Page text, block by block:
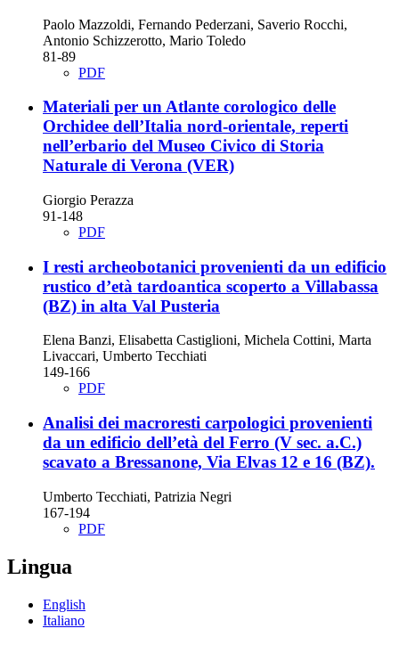
Paolo Mazzoldi, Fernando Pederzani, Saverio Rocchi,
Antonio Schizzerotto, Mario Toledo
81-89
PDF
Materiali per un Atlante corologico delle
Orchidee dell’Italia nord-orientale, reperti
nell’erbario del Museo Civico di Storia
Naturale di Verona (VER)
Giorgio Perazza
91-148
PDF
I resti archeobotanici provenienti da un edificio
rustico d’età tardoantica scoperto a Villabassa
(BZ) in alta Val Pusteria
Elena Banzi, Elisabetta Castiglioni, Michela Cottini, Marta
Livaccari, Umberto Tecchiati
149-166
PDF
Analisi dei macroresti carpologici provenienti
da un edificio dell’età del Ferro (V sec. a.C.)
scavato a Bressanone, Via Elvas 12 e 16 (BZ).
Umberto Tecchiati, Patrizia Negri
167-194
PDF
Lingua
English
Italiano